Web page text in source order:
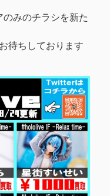
のみのチラシを新た
待ちしております